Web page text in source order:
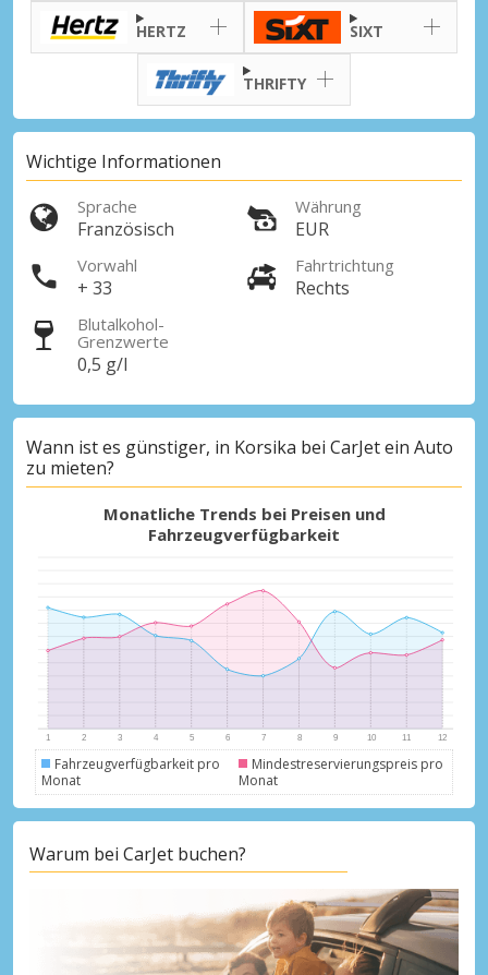
HERTZ SIXT
THRIFTY
Wichtige Informationen
Sprache
Französisch
Währung
EUR
Vorwahl
+ 33
Fahrtrichtung
Rechts
Blutalkohol-
Grenzwerte
0,5 g/l
Wann ist es günstiger, in Korsika bei CarJet ein Auto
zu mieten?
Monatliche Trends bei Preisen und
Fahrzeugverfügbarkeit
Fahrzeugverfügbarkeit pro
Monat
Mindestreservierungspreis pro
Monat
Warum bei CarJet buchen?
Top-Ersparnisses
Erhalten Sie Zugang zu exklusiven
Partnerangeboten
Mit eLink anmelden